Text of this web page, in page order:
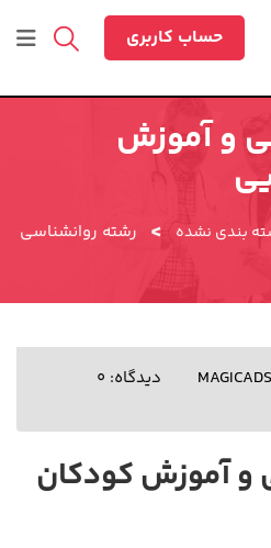
حساب کاربری
و آموزش
بندی نشده >
رشته روانشناسی
MAGICADS
دیدگاه: 0
و آموزش کودکان